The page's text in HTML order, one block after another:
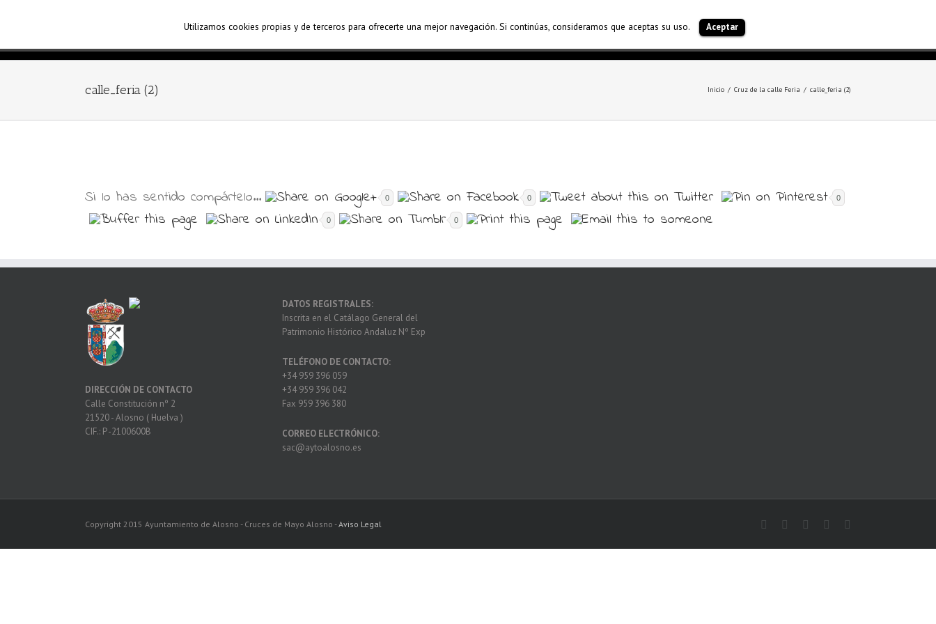
LA COLÁ HISTORIA SEGUIDILLAS PATROCINADORES TU VISITA
calle_feria (2) Inicio Cruz de la calle Feria calle_feria (2)
Si lo has sentido compártelo... 0 0 0
0 0
DIRECCIÓN DE CONTACTO
Calle Constitución nº 2
21520 - Alosno ( Huelva )
CIF.: P -2100600B
DATOS REGISTRALES:
Inscrita en el Catálago General del
Patrimonio Histórico Andaluz Nº Exp
TELÉFONO DE CONTACTO:
+34 959 396 059
+34 959 396 042
Fax 959 396 380
CORREO ELECTRÓNICO:
sac@aytoalosno.es
Copyright 2015 Ayuntamiento de Alosno - Cruces de Mayo Alosno -Aviso Legal
Utilizamos cookies propias y de terceros para ofrecerte una mejor navegación. Si continúas, consideramos que aceptas su uso. Aceptar